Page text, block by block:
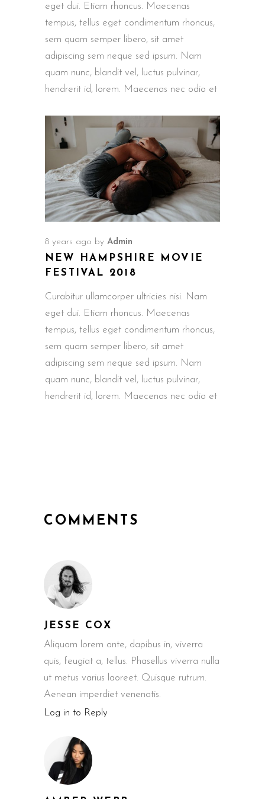
eget dui. Etiam rhoncus. Maecenas
tempus, tellus eget condimentum rhoncus,
sem quam semper libero, sit amet
adipiscing sem neque sed ipsum. Nam
quam nunc, blandit vel, luctus pulvinar,
hendrerit id, lorem. Maecenas nec odio et
8 years ago by Admin
NEW HAMPSHIRE MOVIE
FESTIVAL 2018
Curabitur ullamcorper ultricies nisi. Nam
eget dui. Etiam rhoncus. Maecenas
tempus, tellus eget condimentum rhoncus,
sem quam semper libero, sit amet
adipiscing sem neque sed ipsum. Nam
quam nunc, blandit vel, luctus pulvinar,
hendrerit id, lorem. Maecenas nec odio et
COMMENTS
JESSE COX
Aliquam lorem ante, dapibus in, viverra
quis, feugiat a, tellus. Phasellus viverra nulla
ut metus varius laoreet. Quisque rutrum.
Aenean imperdiet venenatis.
Log in to Reply